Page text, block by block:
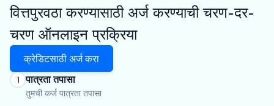
वित्तपुरवठा करण्यासाठी अर्ज करण्याची चरण-दर-
चरण ऑनलाइन प्रक्रिया
क्रेडिटसाठी अर्ज करा
1 पात्रता तपासा
तुमची कर्ज पात्रता तपासा